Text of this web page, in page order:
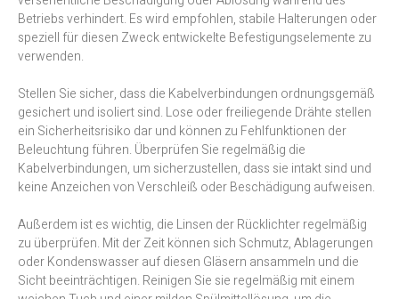
Betriebs verhindert. Es wird empfohlen, stabile Halterungen oder
speziell für diesen Zweck entwickelte Befestigungselemente zu
verwenden.
Stellen Sie sicher, dass die Kabelverbindungen ordnungsgemäß
gesichert und isoliert sind. Lose oder freiliegende Drähte stellen
ein Sicherheitsrisiko dar und können zu Fehlfunktionen der
Beleuchtung führen. Überprüfen Sie regelmäßig die
Kabelverbindungen, um sicherzustellen, dass sie intakt sind und
keine Anzeichen von Verschleiß oder Beschädigung aufweisen.
Außerdem ist es wichtig, die Linsen der Rücklichter regelmäßig
zu überprüfen. Mit der Zeit können sich Schmutz, Ablagerungen
oder Kondenswasser auf diesen Gläsern ansammeln und die
Sicht beeinträchtigen. Reinigen Sie sie regelmäßig mit einem